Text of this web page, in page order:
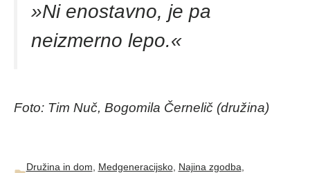
»Ni enostavno, je pa
neizmerno lepo.«
Foto: Tim Nuč, Bogomila Černelič (družina)
Družina in dom Medgeneracijsko, Najina zgodba